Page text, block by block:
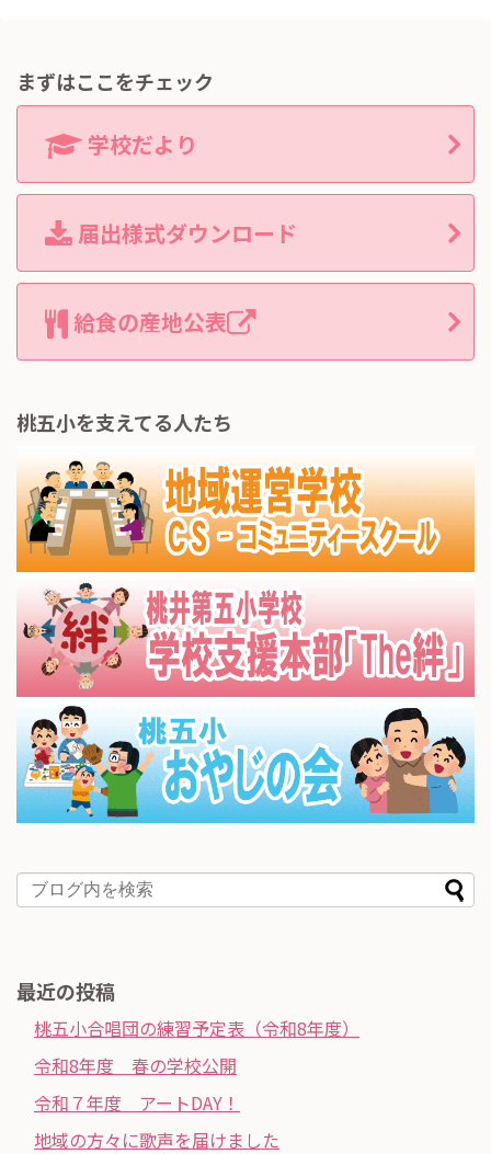
まずはここをチェック
学校だより
届出様式ダウンロード
給食の産地公表
桃五小を支えてる人たち
最近の投稿
桃五小合唱団の練習予定表（令和8年度）
令和8年度 春の学校公開
令和７年度 アートDAY！
地域の方々に歌声を届けました